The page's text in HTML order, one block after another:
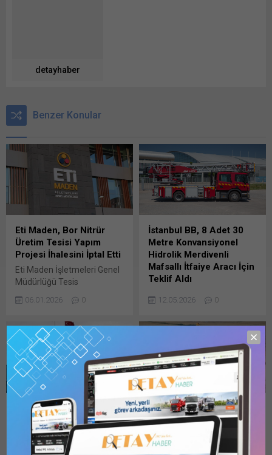
detayhaber
Benzer Konular
Eti Maden, Bor Nitrür
Üretim Tesisi Yapım
Projesi İhalesini İptal Etti
Eti Maden İşletmeleri Genel
Müdürlüğü Tesis
Mühendislik Hizmetleri
Dairesi Başkanlığınca 19
firmalardan teklifleri alınan
2025/142115 İKN numaralı
dosya konusu Bor Nitrür
Üretim Bunu paylaş: X'te
paylaşmak için tıklayın (Yeni
pencerede açılır) X Linkedln
üzerinden paylaşmak için
tıklayın (Yeni pencerede
açılır) LinkedIn WhatsApp'ta
paylaşmak için tıklayın (Yeni
pencerede açılır) WhatsApp
06.01.2026 0
İstanbul BB, 8 Adet 30
Metre Konvansiyonel
Hidrolik Merdivenli
Mafsallı İtfaiye Aracı İçin
Teklif Aldı
İstanbul Büyükşehir
Belediye Başkanlığı –
duyulan 2026/528922 İKN
numaralı dosya konusu 8
adet 30 Metre
Konvansiyonel Hidrolik
Merdivenli Mafsallı İtfaiye
Bunu paylaş: X'te
paylaşmak için tıklayın (Yeni
pencerede açılır) X Linkedln
üzerinden paylaşmak için
tıklayın (Yeni pencerede
12.05.2026 0
TPAO’nun
Karadeniz’deki 21
sahasının ruhsat süresi 3
yıl uzatıldı
BOTAŞ, Çeşme İlçesi
Doğal Gaz Boru Hattı
Projesi Yapım İşine
Teklif Verenler…